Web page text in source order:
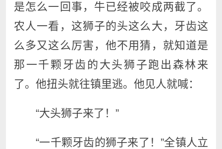
是怎么一回事，牛已经被咬成两截了。
农人一看，这狮子的头这么大，牙齿这
么多又这么厉害，他不用猜，就知道是
那一千颗牙齿的大头狮子跑出森林来
了。他扭头就往镇里逃。他见人就喊：
“大头狮子来了！”
“一千颗牙齿的狮子来了！”全镇人立